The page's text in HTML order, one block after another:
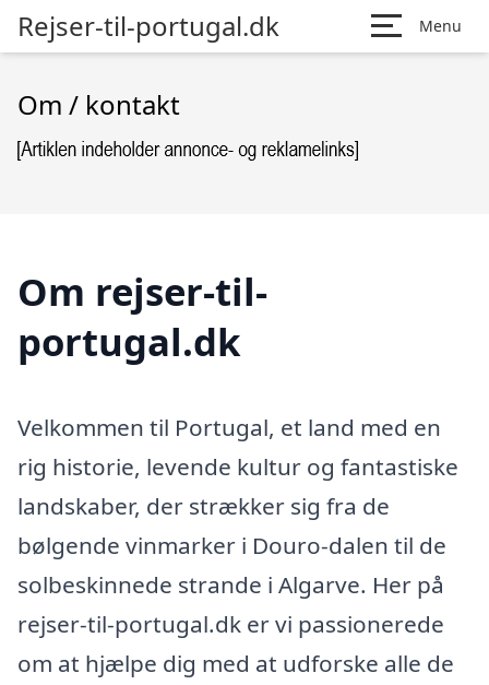
Rejser-til-portugal.dk Menu
Om / kontakt
Om rejser-til-
portugal.dk
Velkommen til Portugal, et land med en
rig historie, levende kultur og fantastiske
landskaber, der strækker sig fra de
bølgende vinmarker i Douro-dalen til de
solbeskinnede strande i Algarve. Her på
rejser-til-portugal.dk er vi passionerede
om at hjælpe dig med at udforske alle de